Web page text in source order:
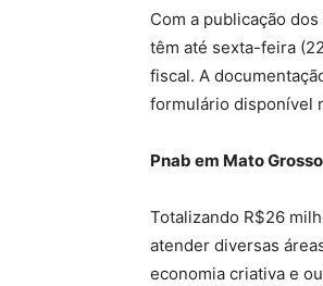
Com a publicação
têm até sexta-feira
fiscal. A
formulário disponível
Pnab em Mato Grosso
Totalizando R$26
atender diversas
economia criativa e